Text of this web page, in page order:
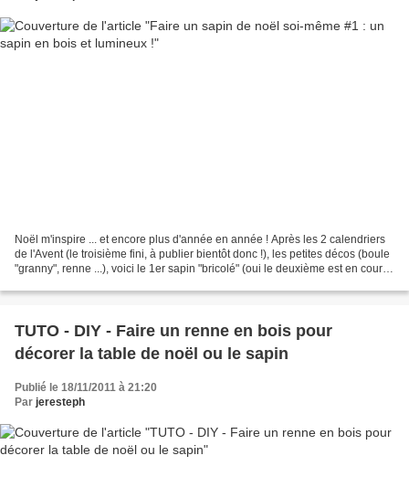
Noël m'inspire ... et encore plus d'année en année ! Après les 2 calendriers
de l'Avent (le troisième fini, à publier bientôt donc !), les petites décos (boule
"granny", renne ...), voici le 1er sapin "bricolé" (oui le deuxième est en cours
TUTO - DIY - Faire un renne en bois pour
décorer la table de noël ou le sapin
Publié le 18/11/2011 à 21:20
Par jeresteph